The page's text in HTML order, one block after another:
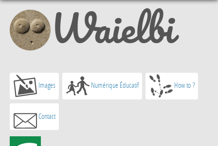
Waielbi
Images Numérique Éducatif How to ?
Contact